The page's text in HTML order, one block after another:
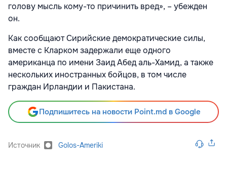
голову мысль кому-то причинить вред», – убежден
он.
Как сообщают Сирийские демократические силы,
вместе с Кларком задержали еще одного
американца по имени Заид Абед аль-Хамид, а также
нескольких иностранных бойцов, в том числе
граждан Ирландии и Пакистана.
Подпишитесь на новости Point.md в Google
Источник Golos-Ameriki